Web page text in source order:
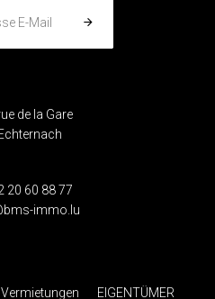
E-Mail
de la Gare
20 60 88 77
immo.lu
Vermietungen EIGENTÜMER